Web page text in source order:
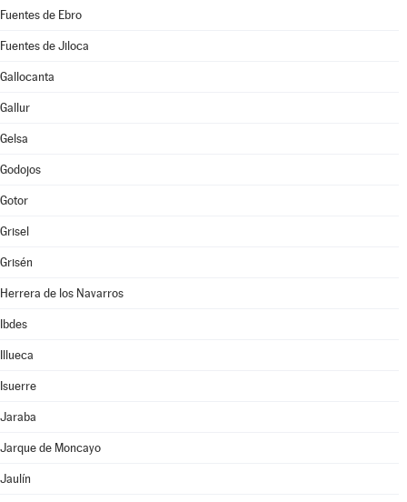
Fuentes de Ebro
Fuentes de Jiloca
Gallocanta
Gallur
Gelsa
Godojos
Gotor
Grisel
Grisén
Herrera de los Navarros
Ibdes
Illueca
Isuerre
Jaraba
Jarque de Moncayo
Jaulín